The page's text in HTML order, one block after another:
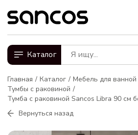
Каталог
Главная Каталог
Мебель для ванной
Тумбы с раковиной
Тумба с раковиной Sancos Libra 90 см
Вернуться назад